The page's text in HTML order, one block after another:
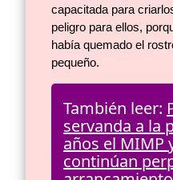
capacitada para
peligro para ellos,
había quemado el
pequeño.
También leer:
servanda a la
años el MIMP
continúan